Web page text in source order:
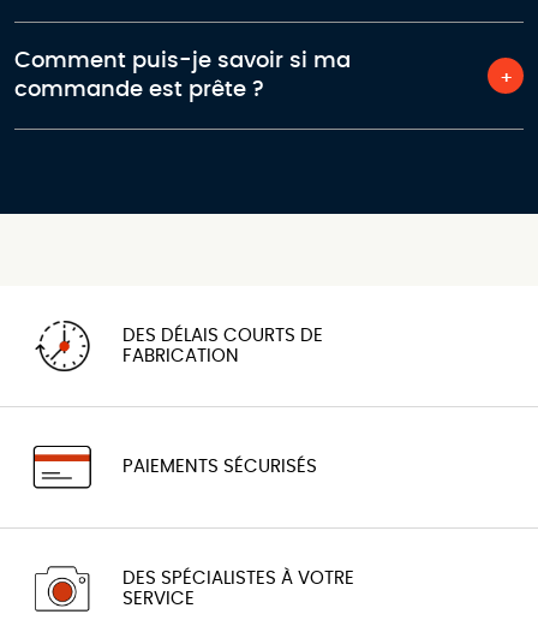
Comment puis-je savoir si ma
commande est prête ?
DES DÉLAIS COURTS DE
FABRICATION
PAIEMENTS SÉCURISÉS
DES SPÉCIALISTES À VOTRE
SERVICE